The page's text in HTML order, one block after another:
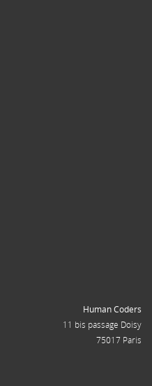
Human Coders
11 bis passage Doisy
75017 Paris